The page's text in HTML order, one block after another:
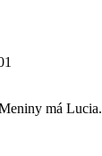
má Lucia.